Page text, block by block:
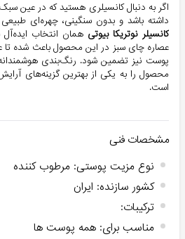
اگر به دنبال کانسیلری هستید که در عین
داشته باشد و بدون سنگینی، چهره‌ای
کانسیلر نوتریکا بیوتی همان انتخاب
عصاره چای سبز در این محصول باعث شده تا
پوست نیز تضمین شود. رنگ‌بندی
محصول را به یکی از بهترین گزینه‌های
است.
مشخصات فنی
نوع مزیت پوستی: مرطوب کننده
کشور سازنده: ایران
ترکیبات:
مناسب برای: همه پوست ها